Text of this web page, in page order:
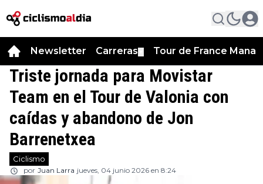
Newsletter Carreras Tour de France
Triste jornada para Movistar
Team en el Tour de Valonia con
caídas y abandono de Jon
Barrenetxea
Ciclismo
por Juan Larra jueves, 04 junio 2026 en 8:24